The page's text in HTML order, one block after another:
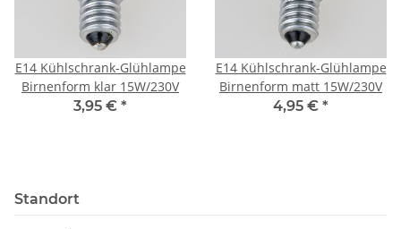
E14 Kühlschrank-Glühlampe
Birnenform klar 15W/230V
3,95 € *
E14 Kühlschrank-Glühlampe
Birnenform matt 15W/230V
4,95 € *
Standort